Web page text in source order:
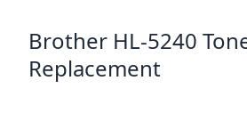
Brother HL-5240
Replacement